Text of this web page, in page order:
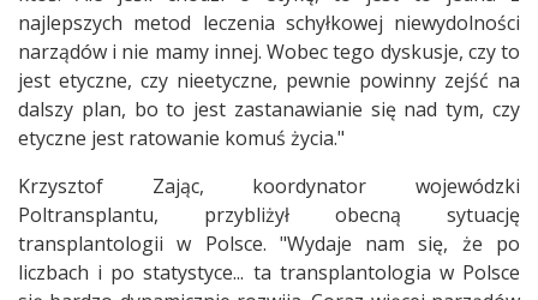
najlepszych metod leczenia schyłkowej niewydolności
narządów i nie mamy innej. Wobec tego dyskusje, czy to
jest etyczne, czy nieetyczne, pewnie powinny zejść na
dalszy plan, bo to jest zastanawianie się nad tym, czy
etyczne jest ratowanie komuś życia."
Krzysztof Zając, koordynator wojewódzki
Poltransplantu, przybliżył obecną sytuację
transplantologii w Polsce. "Wydaje nam się, że po
liczbach i po statystyce... ta transplantologia w Polsce